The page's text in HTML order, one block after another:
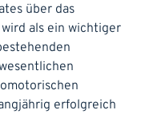
über das
als ein wichtiger
erfolgreich